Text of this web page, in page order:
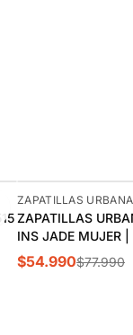
-29%
ZAPATILLAS
ZAPATILLAS
INS JADE MUJER
$54.990$77.990